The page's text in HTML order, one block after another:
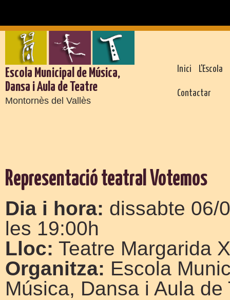
Escola Municipal de Música,
Dansa i Aula de Teatre
Montornès del Vallès
Inici L'Escola
Contactar
Representació teatral Votemos
Dia i hora: dissabte 06/
les 19:00h
Lloc: Teatre Margarida
Organitza: Escola
Música, Dansa i Aula de